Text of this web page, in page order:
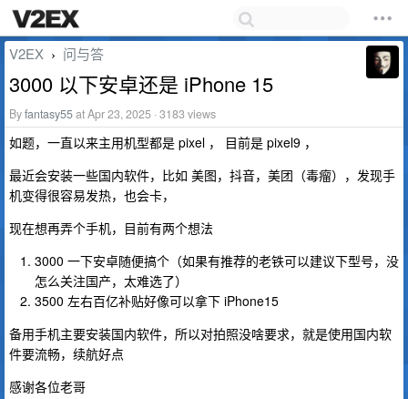
V2EX › 问与答
3000 以下安卓还是 iPhone 15
Byfantasy55at Apr 23, 2025 · 3183 views
如题，一直以来主用机型都是 pixel ， 目前是 pixel9 ，
最近会安装一些国内软件，比如 美图，抖音，美团（毒瘤），发现手
机变得很容易发热，也会卡，
现在想再弄个手机，目前有两个想法
3000 一下安卓随便搞个（如果有推荐的老铁可以建议下型号，没
怎么关注国产，太难选了）
3500 左右百亿补贴好像可以拿下 iPhone15
备用手机主要安装国内软件，所以对拍照没啥要求，就是使用国内软
件要流畅，续航好点
感谢各位老哥